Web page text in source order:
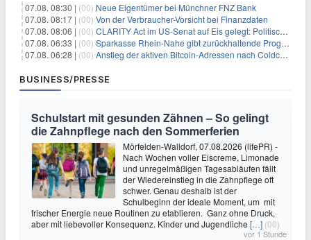
07.08. 08:30 | (00) Neue Eigentümer bei Münchner FNZ Bank
07.08. 08:17 | (00) Von der Verbraucher-Vorsicht bei Finanzdaten
07.08. 08:06 | (00) CLARITY Act im US-Senat auf Eis gelegt: Politische Differenzen verzögern Krypto-Gesetzgebung bis September
07.08. 06:33 | (00) Sparkasse Rhein-Nahe gibt zurückhaltende Prognose
07.08. 06:28 | (00) Anstieg der aktiven Bitcoin-Adressen nach Coldcard-Panik
BUSINESS/PRESSE
Schulstart mit gesunden Zähnen – So gelingt
die Zahnpflege nach den Sommerferien
Mörfelden-Walldorf, 07.08.2026 (lifePR) -
Nach Wochen voller Eiscreme, Limonade
und unregelmäßigen Tagesabläufen fällt
der Wiedereinstieg in die Zahnpflege oft
schwer. Genau deshalb ist der
Schulbeginn der ideale Moment, um mit
frischer Energie neue Routinen zu etablieren. Ganz ohne Druck,
aber mit liebevoller Konsequenz. Kinder und Jugendliche […] (00)
vor 1 Stunde